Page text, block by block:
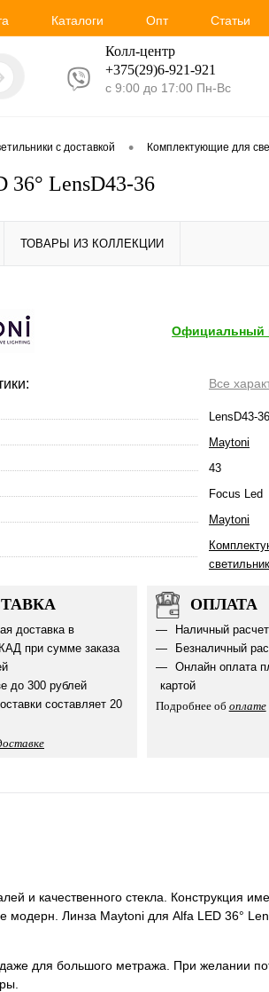
Каталоги Опт Статьи
Колл-центр
+375(29)6-921-921
с 9:00 до 17:00 Пн-Вс
с доставкой • Комплектующие для
36° LensD43-36
ТОВАРЫ ИЗ КОЛЛЕКЦИИ
Официальный
Все
LensD43-36
Maytoni
43
Focus Led
Maytoni
доставка в
при сумме заказа
до 300 рублей
составляет 20
ОПЛАТА
Наличный расчет
Безналичный
Онлайн оплата
картой
Подробнее об оплате
и качественного стекла. Конструкция
модерн. Линза Maytoni для Alfa LED 36°
для большого метража. При желании